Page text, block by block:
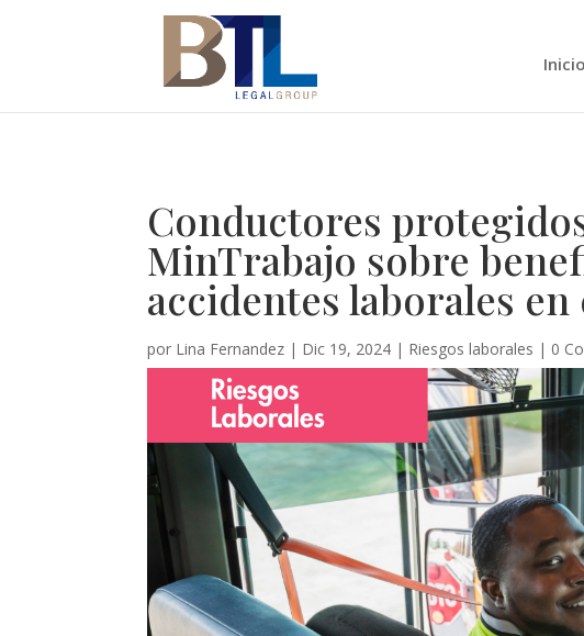
Inicio
Conductores
MinTrabajo sobre
accidentes laborales
por Lina Fernandez | Dic 19, 2024 | Riesgos laborales | 0